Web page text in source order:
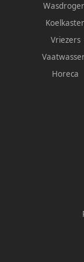
Vriezers
Horeca